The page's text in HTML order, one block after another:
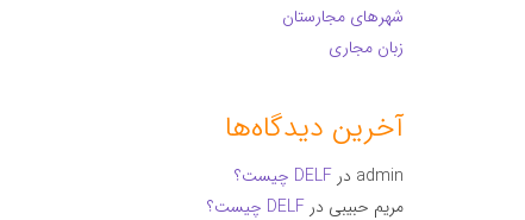
شهرهای مجارستان
زبان مجاری
آخرین دیدگاه‌ها
admin در DELF چیست؟
مریم حبیبی در DELF چیست؟